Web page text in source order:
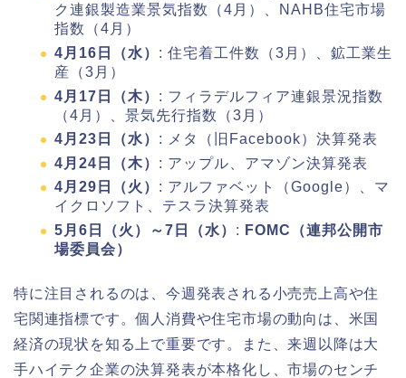
ク連銀製造業景気指数（4月）、NAHB住宅市場
指数（4月）
4月16日（水） : 住宅着工件数（3月）、鉱工業生
産（3月）
4月17日（木） : フィラデルフィア連銀景況指数
（4月）、景気先行指数（3月）
4月23日（水） : メタ（旧Facebook）決算発表
4月24日（木） : アップル、アマゾン決算発表
4月29日（火） : アルファベット（Google）、マ
イクロソフト、テスラ決算発表
5月6日（火）～7日（水） : FOMC（連邦公開市
場委員会）
特に注目されるのは、今週発表される小売売上高や住
宅関連指標です。個人消費や住宅市場の動向は、米国
経済の現状を知る上で重要です。また、来週以降は大
手ハイテク企業の決算発表が本格化し、市場のセンチ